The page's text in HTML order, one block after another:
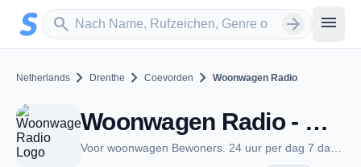
Zum Hauptinhalt springen
search
Sender suchen arrow_forward menu
Netherlands chevron_right Drenthe chevron_right Coevorden chevron_right Woonwagen Radio
Woonwagen Radio - Coevorden